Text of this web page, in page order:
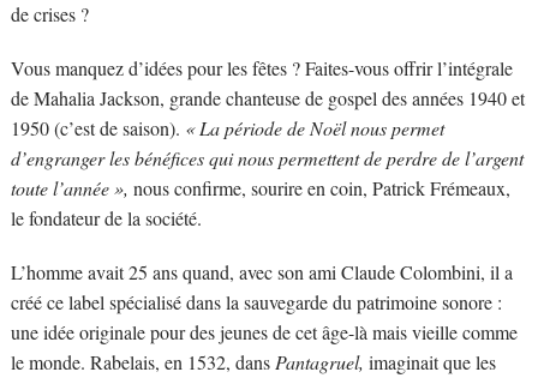
de crises ?
Vous manquez d’idées pour les fêtes ? Faites-vous offrir l’intégrale
de Mahalia Jackson, grande chanteuse de gospel des années 1940 et
1950 (c’est de saison). « La période de Noël nous permet
d’engranger les bénéfices qui nous permettent de perdre de l’argent
toute l’année », nous confirme, sourire en coin, Patrick Frémeaux,
le fondateur de la société.
L’homme avait 25 ans quand, avec son ami Claude Colombini, il a
créé ce label spécialisé dans la sauvegarde du patrimoine sonore :
une idée originale pour des jeunes de cet âge-là mais vieille comme
le monde. Rabelais, en 1532, dansPantagruel, imaginait que les